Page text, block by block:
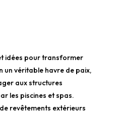
idées pour transformer
un véritable havre de paix,
aux structures
les piscines et spas.
revêtements extérieurs